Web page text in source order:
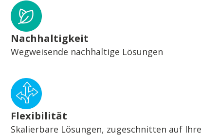
Nachhaltigkeit
Wegweisende nachhaltige Lösungen
Flexibilität
Skalierbare Lösungen, zugeschnitten auf Ihre